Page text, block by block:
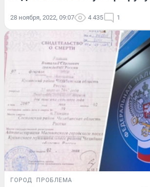
28 ноября, 2022, 09:07 4 435 1
ГОРОД ПРОБЛЕМА